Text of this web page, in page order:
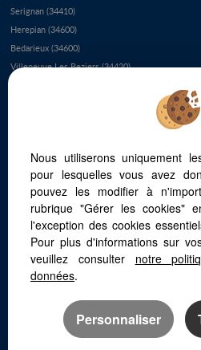
Serignan (34410)
Herepian (34600)
Bedarieux (34600)
Villeneuve Les Beziers (34420)
Servian (34290)
Saint Chinian (34360)
Puisserguier (34620)
Bassan (34290)
Murviel Les Beziers (34490)
Les Aires (34600)
Sete (34200)
Nous utiliserons uniquement
pour lesquelles vous avez
pouvez les modifier à
rubrique "Gérer les cookies"
l'exception des cookies
Pour plus d'informations sur
veuillez consulter notre
données.
Personnaliser